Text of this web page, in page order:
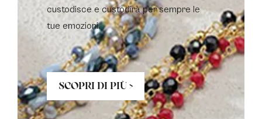
custodisce e custodirà per sempre le
tue emozioni.
SCOPRI DI PIÙ >